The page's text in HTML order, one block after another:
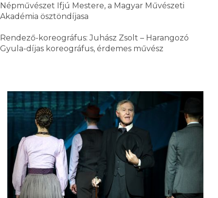
Népművészet Ifjú Mestere, a Magyar Művészeti
Akadémia ösztöndíjasa
Rendező-koreográfus: Juhász Zsolt – Harangozó
Gyula-díjas koreográfus, érdemes művész